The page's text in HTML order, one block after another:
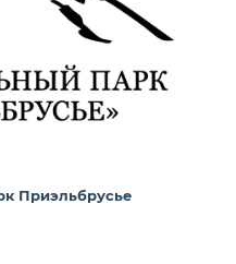
Приэльбрусье